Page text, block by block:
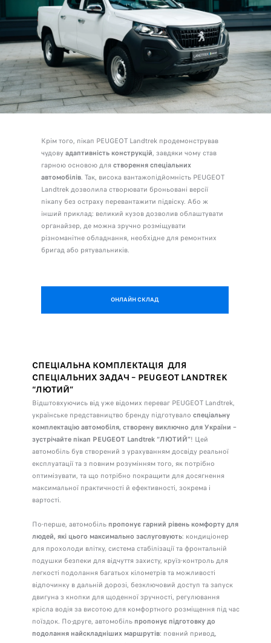
Крім того, пікап PEUGEOT Landtrek продемонстрував
чудовуадаптивність конструкцій, завдяки чому став
гарною основою для створення спеціальних
автомобілів. Так, висока вантажопідйомність PEUGEOT
Landtrek дозволила створювати броньовані версії
пікапу без остраху перевантажити підвіску. Або ж
інший приклад: великий кузов дозволив облаштувати
органайзер, де можна зручно розміщувати
різноманітне обладнання, необхідне для ремонтних
бригад або рятувальників.
ОНЛАЙН СКЛАД
СПЕЦІАЛЬНА КОМПЛЕКТАЦІЯ ДЛЯ
СПЕЦІАЛЬНИХ ЗАДАЧ – PEUGEOT LANDTREK
“ЛЮТИЙ”
Відштовхуючись від уже відомих переваг PEUGEOT Landtrek,
українське представництво бренду підготувало спеціальну
комплектацію автомобіля, створену виключно для України –
зустрічайте пікап PEUGEOT Landtrek “ЛЮТИЙ”! Цей
автомобіль був створений з урахуванням досвіду реальної
експлуатації та з повним розумінням того, як потрібно
оптимізувати, та що потрібно покращити для досягнення
максимальної практичності й ефективності, зокрема і
вартості.
По-перше, автомобіль пропонує гарний рівень комфорту для
людей, які цього максимально заслуговують: кондиціонер
для прохолоди влітку, система стабілізації та фронтальній
подушки безпеки для відчуття захисту, круїз-контроль для
легкості подолання багатьох кілометрів та можливості
відпочинку в дальній дорозі, безключовий доступ та запуск
двигуна з кнопки для щоденної зручності, регулювання
крісла водія за висотою для комфортного розміщення під час
поїздок. По-друге, автомобіль пропонує підготовку до
подолання найскладніших маршрутів: повний привод,